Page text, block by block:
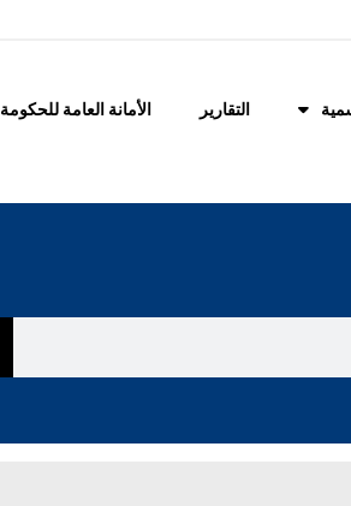
التقارير الأمانة العامة للحكومة